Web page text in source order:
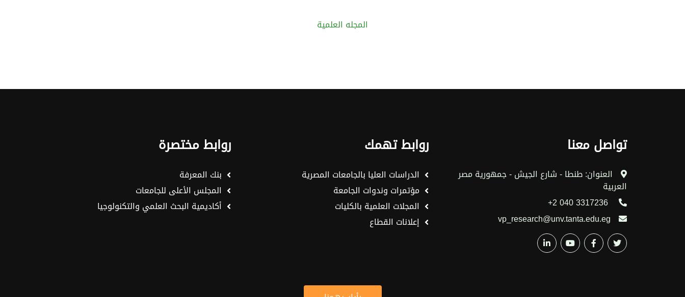
المجله العلمية
تواصل معنا
العنوان: طنطا - شارع الجيش - جمهورية مصر
العربية
vp_research@unv.tanta.edu.eg
روابط تهمك
الدراسات العليا بالجامعات المصرية
مؤتمرات وندوات الجامعة
المجلات العلمية بالكليات
إعلانات القطاع
روابط مختصرة
بنك المعرفة
المجلس الأعلى للجامعات
أكاديمية البحث العلمي والتكنولوجيا